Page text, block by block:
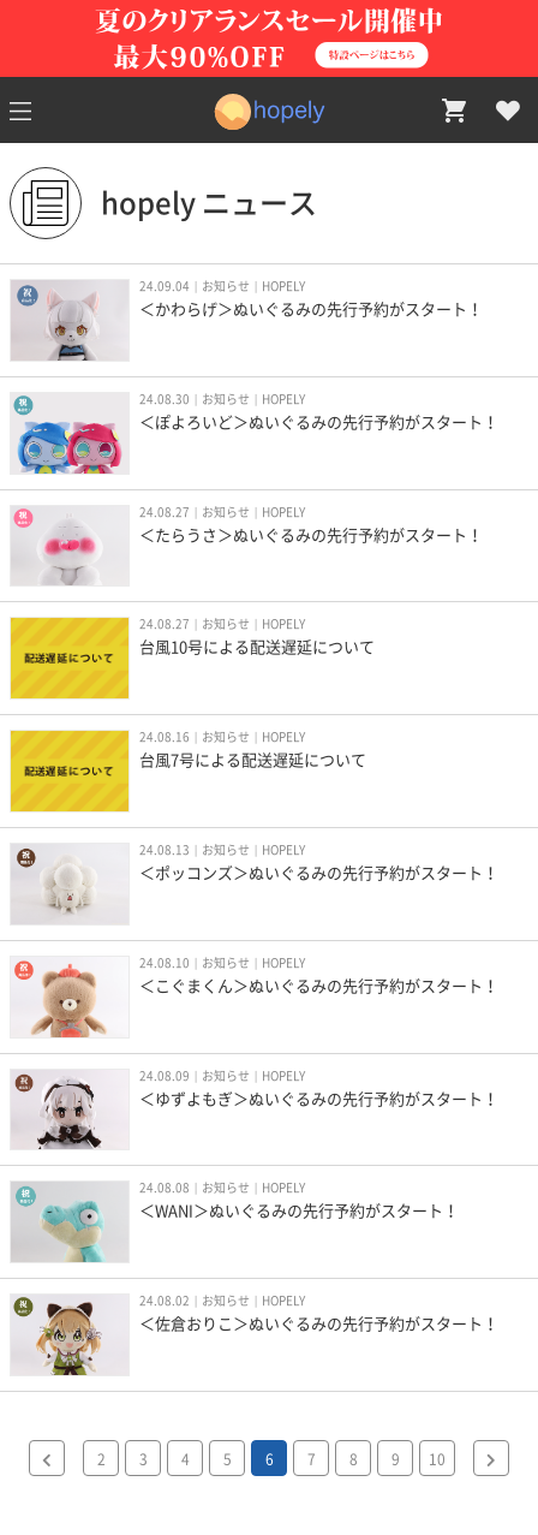
hopely ニュース
24.09.04 お知らせ HOPELY
＜かわらげ＞ぬいぐるみの先行予約がスタート！
24.08.30 お知らせ HOPELY
＜ぽよろいど＞ぬいぐるみの先行予約がスタート！
24.08.27 お知らせ HOPELY
＜たらうさ＞ぬいぐるみの先行予約がスタート！
24.08.27 お知らせ HOPELY
台風10号による配送遅延について
24.08.16 お知らせ HOPELY
台風7号による配送遅延について
24.08.13 お知らせ HOPELY
＜ポッコンズ＞ぬいぐるみの先行予約がスタート！
24.08.10 お知らせ HOPELY
＜こぐまくん＞ぬいぐるみの先行予約がスタート！
24.08.09 お知らせ HOPELY
＜ゆずよもぎ＞ぬいぐるみの先行予約がスタート！
24.08.08 お知らせ HOPELY
＜WANI＞ぬいぐるみの先行予約がスタート！
24.08.02 お知らせ HOPELY
＜佐倉おりこ＞ぬいぐるみの先行予約がスタート！
2 3 4 5 6 7 8 9 10